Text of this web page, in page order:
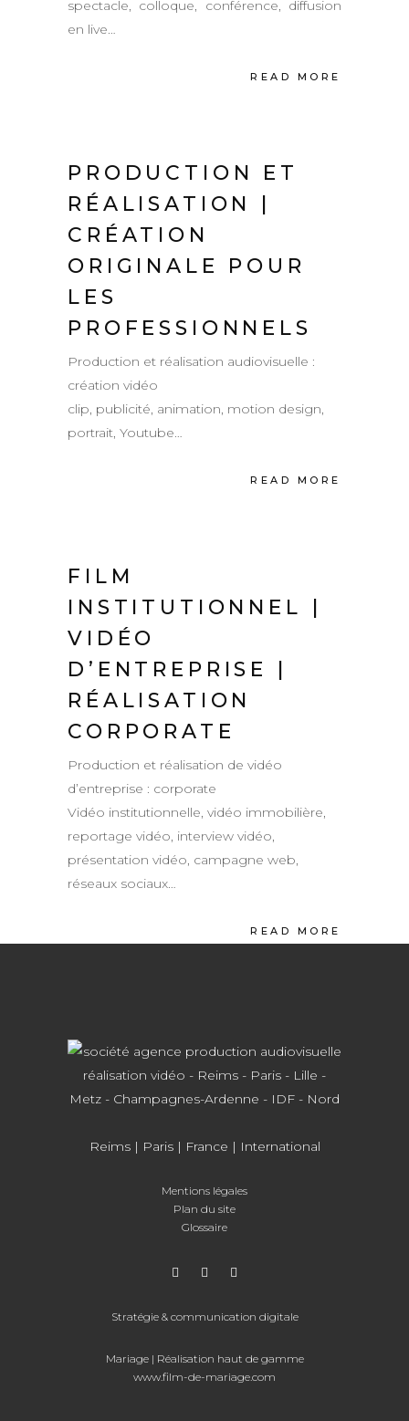
spectacle, colloque, conférence, diffusion
en live…
READ MORE
PRODUCTION ET
RÉALISATION |
CRÉATION
ORIGINALE POUR
LES
PROFESSIONNELS
Production et réalisation audiovisuelle :
création vidéo
clip, publicité, animation, motion design,
portrait, Youtube…
READ MORE
FILM
INSTITUTIONNEL |
VIDÉO
D’ENTREPRISE |
RÉALISATION
CORPORATE
Production et réalisation de vidéo
d’entreprise : corporate
Vidéo institutionnelle, vidéo immobilière,
reportage vidéo, interview vidéo,
présentation vidéo, campagne web,
réseaux sociaux…
READ MORE
Reims| Paris| France | International
Mentions légales
Plan du site
Glossaire
Stratégie & communication digitale
Mariage| Réalisation haut de gamme
www.film-de-mariage.com